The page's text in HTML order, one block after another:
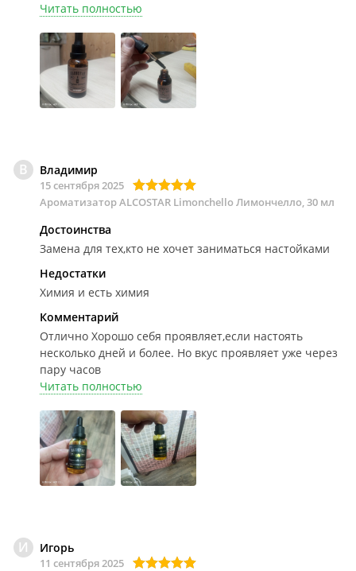
Читать полностью
В Владимир
15 сентября 2025
Ароматизатор ALCOSTAR Limonchello Лимончелло, 30 мл
Достоинства
Замена для тех,кто не хочет заниматься настойками
Недостатки
Химия и есть химия
Комментарий
Отлично Хорошо себя проявляет,если настоять
несколько дней и более. Но вкус проявляет уже через
пару часов
Читать полностью
И Игорь
11 сентября 2025